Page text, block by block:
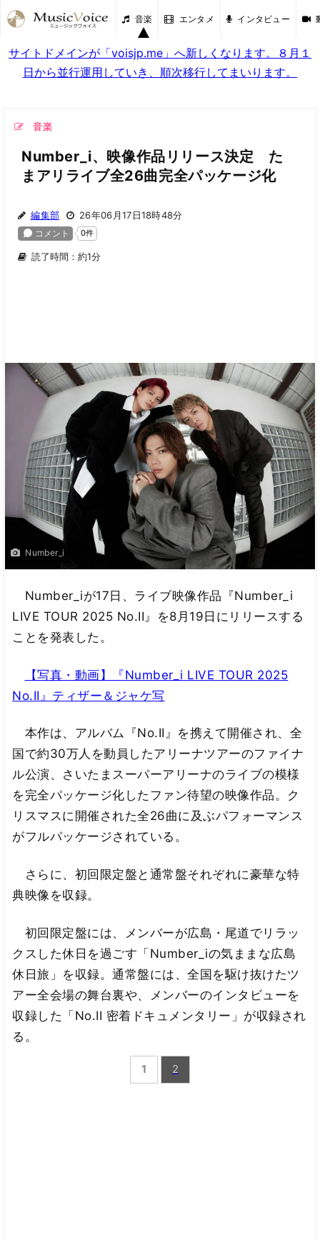
音楽 エンタメ インタビュー
サイトドメインが「voisjp.me」へ新しくなります。８月１
日から並行運用していき、順次移行してまいります。
音楽
Number_i、映像作品リリース決定 た
まアリライブ全26曲完全パッケージ化
編集部 26年06月17日18時48分
読了時間：約1分
Number_i
Number_iが17日、ライブ映像作品『Number_i
LIVE TOUR 2025 No.II』を8月19日にリリースする
ことを発表した。
【写真・動画】『Number_i LIVE TOUR 2025
No.II』ティザー＆ジャケ写
本作は、アルバム『No.II』を携えて開催され、全
国で約30万人を動員したアリーナツアーのファイナ
ル公演、さいたまスーパーアリーナのライブの模様
を完全パッケージ化したファン待望の映像作品。ク
リスマスに開催された全26曲に及ぶパフォーマンス
がフルパッケージされている。
さらに、初回限定盤と通常盤それぞれに豪華な特
典映像を収録。
初回限定盤には、メンバーが広島・尾道でリラッ
クスした休日を過ごす「Number_iの気ままな広島
休日旅」を収録。通常盤には、全国を駆け抜けたツ
アー全会場の舞台裏や、メンバーのインタビューを
収録した「No.II 密着ドキュメンタリー」が収録され
る。
1 2